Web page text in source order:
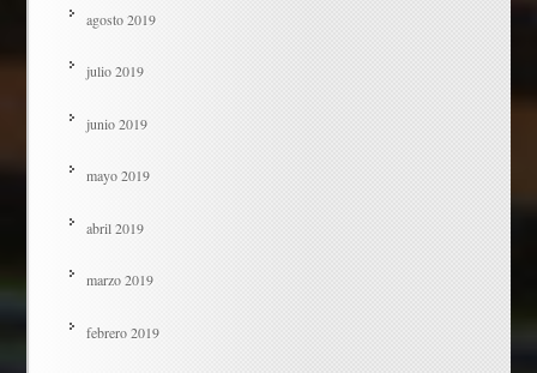
agosto 2019
julio 2019
junio 2019
mayo 2019
abril 2019
marzo 2019
febrero 2019